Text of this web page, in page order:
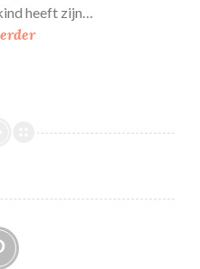
heeft zijn…
C